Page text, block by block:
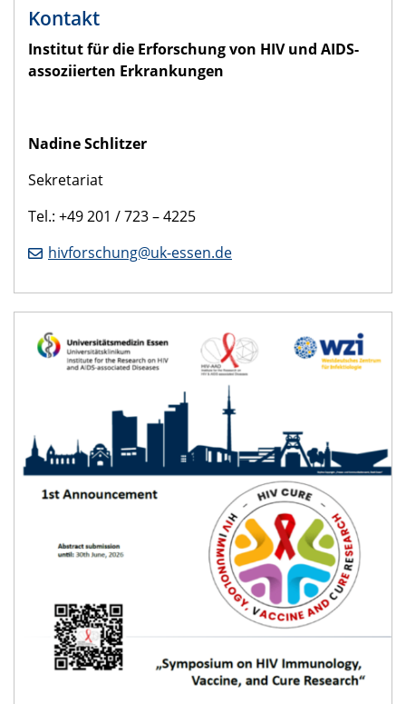
Kontakt
Institut für die Erforschung von HIV und AIDS-
assoziierten Erkrankungen
Nadine Schlitzer
Sekretariat
Tel.: +49 201 / 723 – 4225
hivforschung@uk-essen.de